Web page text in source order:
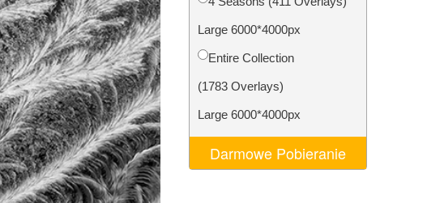
Treningowe AI Video Editing Services
Large 6000*4000px
Entire Collection
(1783 Overlays)
Large 6000*4000px
Darmowe Pobieranie